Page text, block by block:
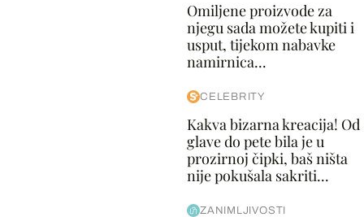
Omiljene proizvode za
njegu sada možete kupiti i
usput, tijekom nabavke
namirnica...
CELEBRITY
Kakva bizarna kreacija! Od
glave do pete bila je u
prozirnoj čipki, baš ništa
nije pokušala sakriti...
ZANIMLJIVOSTI